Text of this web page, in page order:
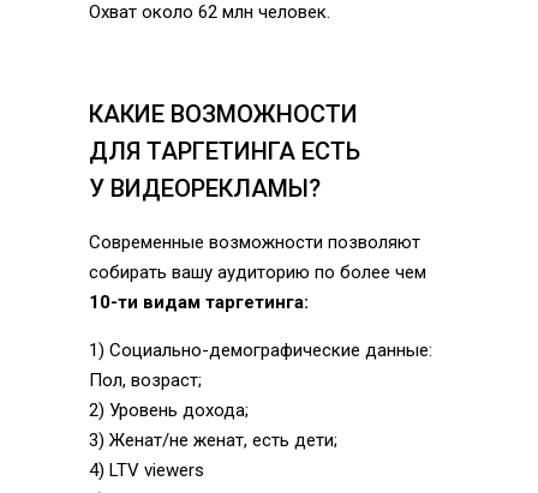
Современные возможности позволяют
собирать вашу аудиторию по более чем
10-ти видам таргетинга:
Охват около 62 млн человек.
КАКИЕ ВОЗМОЖНОСТИ
ДЛЯ ТАРГЕТИНГА ЕСТЬ
У ВИДЕОРЕКЛАМЫ?
1) Социально-демографические данные:
Пол, возраст;
2) Уровень дохода;
3) Женат/не женат, есть дети;
4) LTV viewers